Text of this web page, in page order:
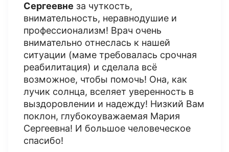
Сергеевне за чуткость,
внимательность, неравнодушие и
профессионализм! Врач очень
внимательно отнеслась к нашей
ситуации (маме требовалась срочная
реабилитация) и сделала всё
возможное, чтобы помочь! Она, как
лучик солнца, вселяет уверенность в
выздоровлении и надежду! Низкий Вам
поклон, глубокоуважаемая Мария
Сергеевна! И большое человеческое
спасибо!